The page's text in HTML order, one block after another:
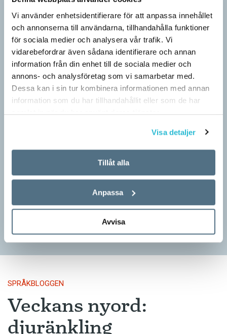
Vi använder enhetsidentifierare för att anpassa innehållet
och annonserna till användarna, tillhandahålla funktioner
för sociala medier och analysera vår trafik. Vi
vidarebefordrar även sådana identifierare och annan
information från din enhet till de sociala medier och
annons- och analysföretag som vi samarbetar med.
Dessa kan i sin tur kombinera informationen med annan
information som du har tillhandahållit eller som de har
samlat in när du har använt deras tjänster.
Visa detaljer
Tillåt alla
Anpassa
Avvisa
– Vinnarna visar att lyckade ordvitsar alltid går hem. En bra
kommunslogan kombinerar ett träffsäkert budskap om
kommunen med en humoristisk knorr, säger Anders Svensson,
SPRÅKBLOGGEN
Veckans nyord:
djuränkling